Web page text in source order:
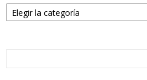
Categorías